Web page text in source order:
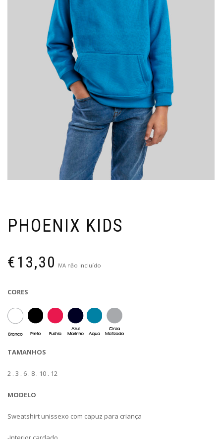
PHOENIX KIDS
€13,30 IVA não incluído
CORES
TAMANHOS
2 . 3 . 6 . 8 . 10 . 12
MODELO
Sweatshirt unissexo com capuz para criança